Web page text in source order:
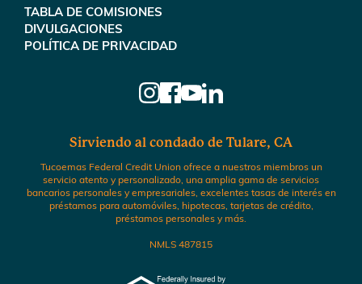
TABLA DE COMISIONES
DIVULGACIONES
POLÍTICA DE PRIVACIDAD
Sirviendo al condado de Tulare, CA
Tucoemas Federal Credit Union ofrece a nuestros miembros un
servicio atento y personalizado, una amplia gama de servicios
bancarios personales y empresariales, excelentes tasas de interés en
préstamos para automóviles, hipotecas, tarjetas de crédito,
préstamos personales y más.
NMLS 487815